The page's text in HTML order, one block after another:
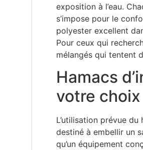
exposition à l’eau.
s’impose pour le
polyester excellent
Pour ceux qui
mélangés qui tentent
Hamacs
votre
L’utilisation prévue
destiné à embellir un
qu’un équipement